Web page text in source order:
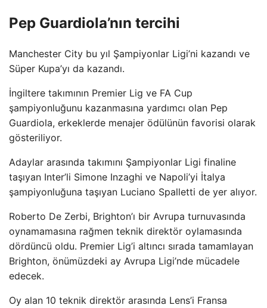
Pep Guardiola’nın tercihi
Manchester City bu yıl Şampiyonlar Ligi’ni kazandı ve
Süper Kupa’yı da kazandı.
İngiltere takımının Premier Lig ve FA Cup
şampiyonluğunu kazanmasına yardımcı olan Pep
Guardiola, erkeklerde menajer ödülünün favorisi olarak
gösteriliyor.
Adaylar arasında takımını Şampiyonlar Ligi finaline
taşıyan Inter’li Simone Inzaghi ve Napoli’yi İtalya
şampiyonluğuna taşıyan Luciano Spalletti de yer alıyor.
Roberto De Zerbi, Brighton’ı bir Avrupa turnuvasında
oynamamasına rağmen teknik direktör oylamasında
dördüncü oldu. Premier Lig’i altıncı sırada tamamlayan
Brighton, önümüzdeki ay Avrupa Ligi’nde mücadele
edecek.
Oy alan 10 teknik direktör arasında Lens’i Fransa